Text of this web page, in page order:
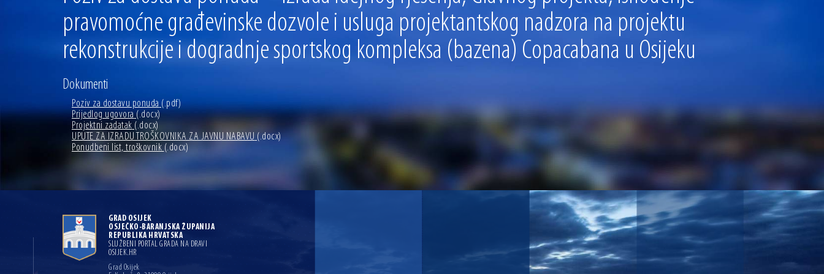
pravomoćne građevinske dozvole i usluga projektantskog nadzora na projektu
rekonstrukcije i dogradnje sportskog kompleksa (bazena) Copacabana u Osijeku
Dokumenti
Poziv za dostavu ponuda(.pdf)
Prijedlog ugovora(.docx)
Projektni zadatak (.docx)
UPUTE ZA IZRADU TROŠKOVNIKA ZA JAVNU NABAVU (.docx)
Ponudbeni list, troškovnik(.docx)
GRAD OSIJEK
OSJEČKO-BARANJSKA ŽUPANIJA
REPUBLIKA HRVATSKA
SLUŽBENI PORTAL GRADA NA DRAVI
OSIJEK.HR
Grad Osijek